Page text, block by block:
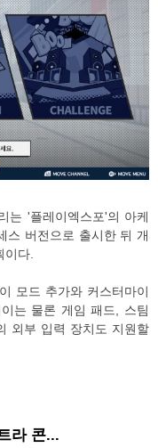
는 '플레이엑스포'의 아케
스 버전으로 출시한 뒤 개
다.
모드 추가와 커스터마이
는 물론 게임 패드, 스팀
외부 입력 장치도 지원할
라 콘...